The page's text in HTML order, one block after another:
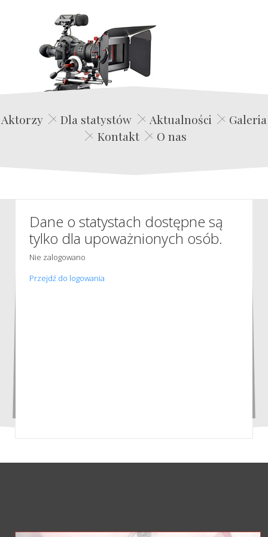
Edwin Film Agencja Aktorska
Aktorzy Dla statystów Aktualności
Galeria
Kontakt
O nas
Dane o statystach dostępne są
tylko dla upoważnionych osób.
Nie zalogowano
Przejdź do logowania